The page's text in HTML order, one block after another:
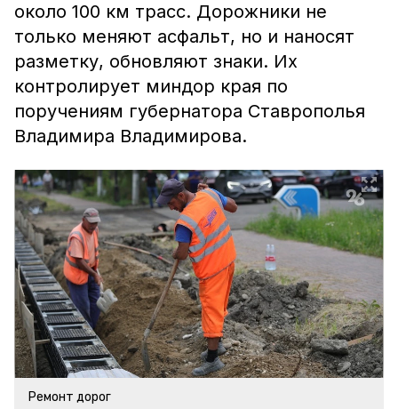
около 100 км трасс. Дорожники не
только меняют асфальт, но и наносят
разметку, обновляют знаки. Их
контролирует миндор края по
поручениям губернатора Ставрополья
Владимира Владимирова.
Ремонт дорог